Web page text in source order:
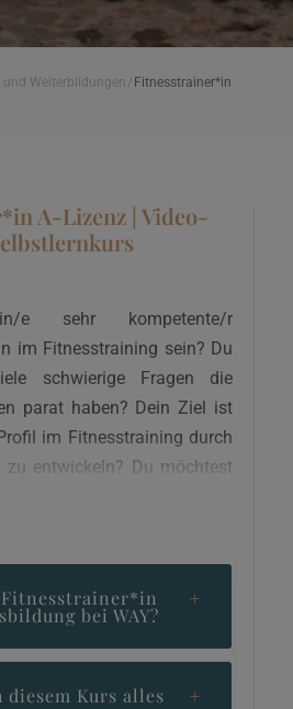
und Weiterbildungen / Fitnesstrainer*in
A-Lizenz | Video-
sehr kompetente/r
im Fitnesstraining sein? Du
schwierige Fragen die
parat haben? Dein Ziel ist
im Fitnesstraining durch
zu entwickeln? Du möchtest
die Leistungsfähigkeit
effektiv ausbilden? Dafür
im Fitnessbereich. WAY
die Möglichkeit, dir deinen
Fitnesstrainer*in
bei WAY?
diesem Kurs alles